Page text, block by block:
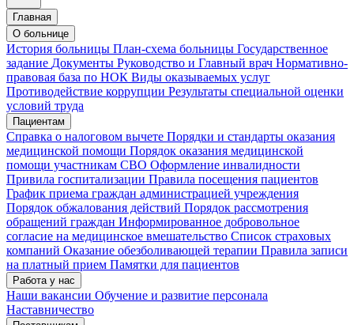
Главная
О больнице
История больницы План-схема больницы Государственное
задание Документы Руководство и Главный врач Нормативно-
правовая база по НОК Виды оказываемых услуг
Противодействие коррупции Результаты специальной оценки
условий труда
Пациентам
Справка о налоговом вычете Порядки и стандарты оказания
медицинской помощи Порядок оказания медицинской
помощи участникам СВО Оформление инвалидности
Привила госпитализации Правила посещения пациентов
График приема граждан администрацией учреждения
Порядок обжалования действий Порядок рассмотрения
обращений граждан Информированное добровольное
согласие на медицинское вмешательство Список страховых
компаний Оказание обезболивающей терапии Правила записи
на платный прием Памятки для пациентов
Работа у нас
Наши вакансии Обучение и развитие персонала
Наставничество